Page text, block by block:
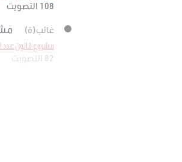
108 التصويت
غائب(ة)
مشروع قانون عدد 2019/42
82 التصويت